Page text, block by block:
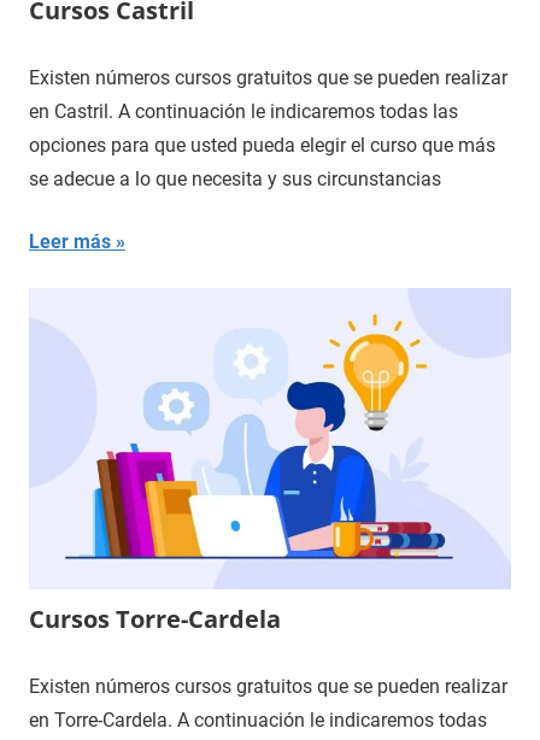
Cursos Castril
Existen números cursos gratuitos que se pueden realizar
en Castril. A continuación le indicaremos todas las
opciones para que usted pueda elegir el curso que más
se adecue a lo que necesita y sus circunstancias
Leer más
Cursos Torre-Cardela
Existen números cursos gratuitos que se pueden realizar
en Torre-Cardela. A continuación le indicaremos todas